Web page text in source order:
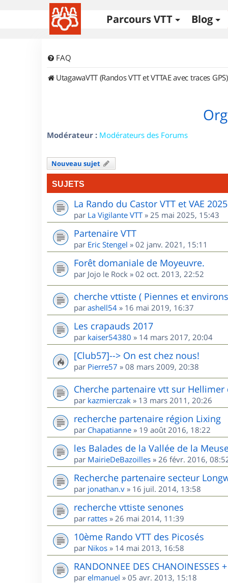
Parcours VTT Blog
FAQ
UtagawaVTT (Randos VTT et VTTAE avec traces GPS)
Modérateur : Modérateurs des Forums
Nouveau sujet
SUJETS
La Rando du Castor VTT et VAE 2025
par La Vigilante VTT» 25 mai 2025, 15:43
Partenaire VTT
par Eric Stengel » 02 janv. 2021, 15:11
Forêt domaniale de Moyeuvre.
par Jojo le Rock » 02 oct. 2013, 22:52
cherche vttiste ( Piennes et
par ashell54 » 16 mai 2019, 16:37
Les crapauds 2017
par kaiser54380 » 14 mars 2017, 20:04
[Club57]--> On est chez nous!
par Pierre57 » 08 mars 2009, 20:38
Cherche partenaire vtt sur Hellimer
par kazmierczak » 13 mars 2011, 20:26
recherche partenaire région Lixing
par Chapatianne » 19 août 2016, 18:22
les Balades de la Vallée de la
par MairieDeBazoilles » 26 févr. 2016,
Recherche partenaire secteur
par jonathan.v » 16 juil. 2014, 13:58
recherche vttiste senones
par rattes » 26 mai 2014, 11:39
10ème Rando VTT des Picosés
par Nikos » 14 mai 2013, 16:58
RANDONNEE DES CHANOINESSES
par elmanuel » 05 avr. 2013, 15:18